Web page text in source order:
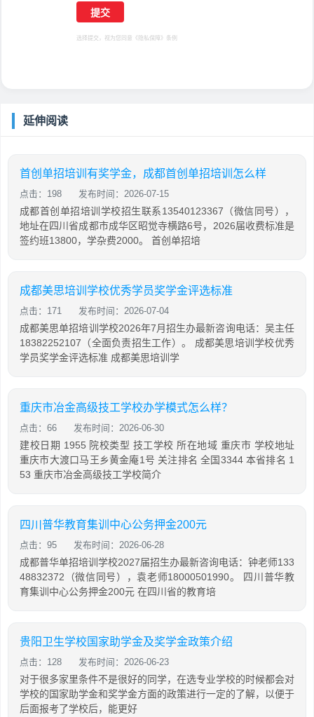
选择提交，视为您同意 《隐私保障》 条例
延伸阅读
首创单招培训有奖学金，成都首创单招培训怎么样
点击：198 发布时间：2026-07-15
成都首创单招培训学校招生联系13540123367（微信同号），
地址在四川省成都市成华区昭觉寺横路6号，2026届收费标准是
签约班13800，学杂费2000。 首创单招培
成都美思培训学校优秀学员奖学金评选标准
点击：171 发布时间：2026-07-04
成都美思单招培训学校2026年7月招生办最新咨询电话：吴主任
18382252107（全面负责招生工作）。 成都美思培训学校优秀
学员奖学金评选标准 成都美思培训学
重庆市冶金高级技工学校办学模式怎么样？
点击：66 发布时间：2026-06-30
建校日期 1955 院校类型 技工学校 所在地域 重庆市 学校地址
重庆市大渡口马王乡黄金庵1号 关注排名 全国3344 本省排名 1
53 重庆市冶金高级技工学校简介
四川普华教育集训中心公务押金200元
点击：95 发布时间：2026-06-28
成都普华单招培训学校2027届招生办最新咨询电话：钟老师133
48832372（微信同号），袁老师18000501990。 四川普华教
育集训中心公务押金200元 在四川省的教育培
贵阳卫生学校国家助学金及奖学金政策介绍
点击：128 发布时间：2026-06-23
对于很多家里条件不是很好的同学，在选专业学校的时候都会对
学校的国家助学金和奖学金方面的政策进行一定的了解，以便于
后面报考了学校后，能更好